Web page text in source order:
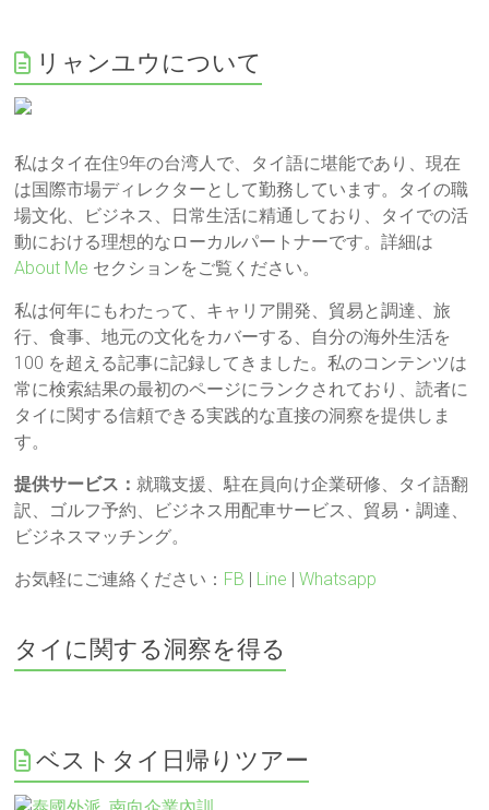
リャンユウについて
私はタイ在住9年の台湾人で、タイ語に堪能であり、現在
は国際市場ディレクターとして勤務しています。タイの職
場文化、ビジネス、日常生活に精通しており、タイでの活
動における理想的なローカルパートナーです。詳細は
About Me セクションをご覧ください。
私は何年にもわたって、キャリア開発、貿易と調達、旅
行、食事、地元の文化をカバーする、自分の海外生活を
100 を超える記事に記録してきました。私のコンテンツは
常に検索結果の最初のページにランクされており、読者に
タイに関する信頼できる実践的な直接の洞察を提供しま
す。
提供サービス： 就職支援、駐在員向け企業研修、タイ語翻
訳、ゴルフ予約、ビジネス用配車サービス、貿易・調達、
ビジネスマッチング。
お気軽にご連絡ください： FB | Line |Whatsapp
タイに関する洞察を得る
ベストタイ日帰りツアー